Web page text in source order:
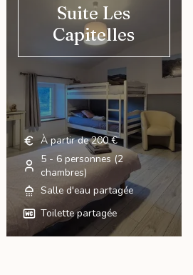
Suite Les
Capitelles
À partir de 200 €
5 - 6 personnes (2
chambres)
Salle d'eau partagée
Toilette partagée